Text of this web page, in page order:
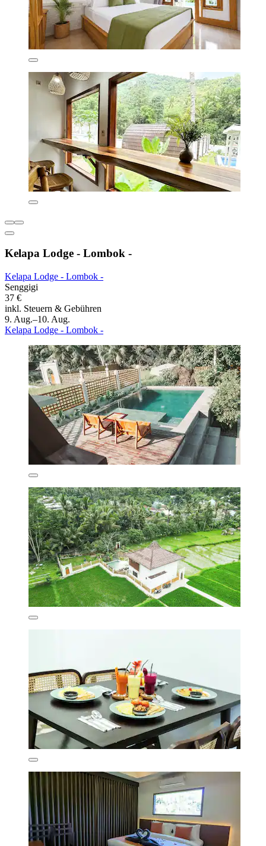
Kelapa Lodge - Lombok -
Kelapa Lodge - Lombok -
Senggigi
37 €
inkl. Steuern & Gebühren
9. Aug.–10. Aug.
Kelapa Lodge - Lombok -